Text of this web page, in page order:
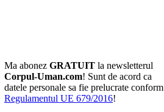
Ma abonez GRATUIT la newsletterul
Corpul-Uman.com! Sunt de acord ca
datele personale sa fie prelucrate conform
Regulamentul UE 679/2016!